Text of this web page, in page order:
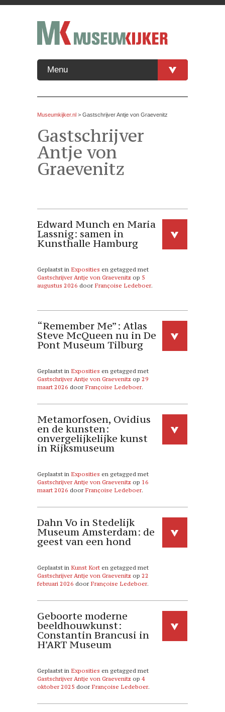
Menu
Museumkijker.nl > Gastschrijver Antje von Graevenitz
Gastschrijver
Antje von
Graevenitz
Edward Munch en Maria
Lassnig: samen in
Kunsthalle Hamburg
Geplaatst in Exposities en getagged met
Gastschrijver Antje von Graevenitz op 5
augustus 2026 door Françoise Ledeboer.
“Remember Me”: Atlas
Steve McQueen nu in De
Pont Museum Tilburg
Geplaatst in Exposities en getagged met
Gastschrijver Antje von Graevenitz op 29
maart 2026 door Françoise Ledeboer.
Metamorfosen, Ovidius
en de kunsten:
onvergelijkelijke kunst
in Rijksmuseum
Geplaatst in Exposities en getagged met
Gastschrijver Antje von Graevenitz op 16
maart 2026 door Françoise Ledeboer.
Dahn Vo in Stedelijk
Museum Amsterdam: de
geest van een hond
Geplaatst in Kunst Kort en getagged met
Gastschrijver Antje von Graevenitz op 22
februari 2026 door Françoise Ledeboer.
Geboorte moderne
beeldhouwkunst:
Constantin Brancusi in
H’ART Museum
Geplaatst in Exposities en getagged met
Gastschrijver Antje von Graevenitz op 4
oktober 2025 door Françoise Ledeboer.